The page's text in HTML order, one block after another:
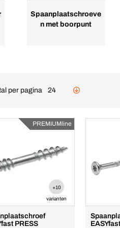
Spaanplaatschroeve
n met boorpunt
per pagina 24
PREMIUMline
+10
varianten
PRESS